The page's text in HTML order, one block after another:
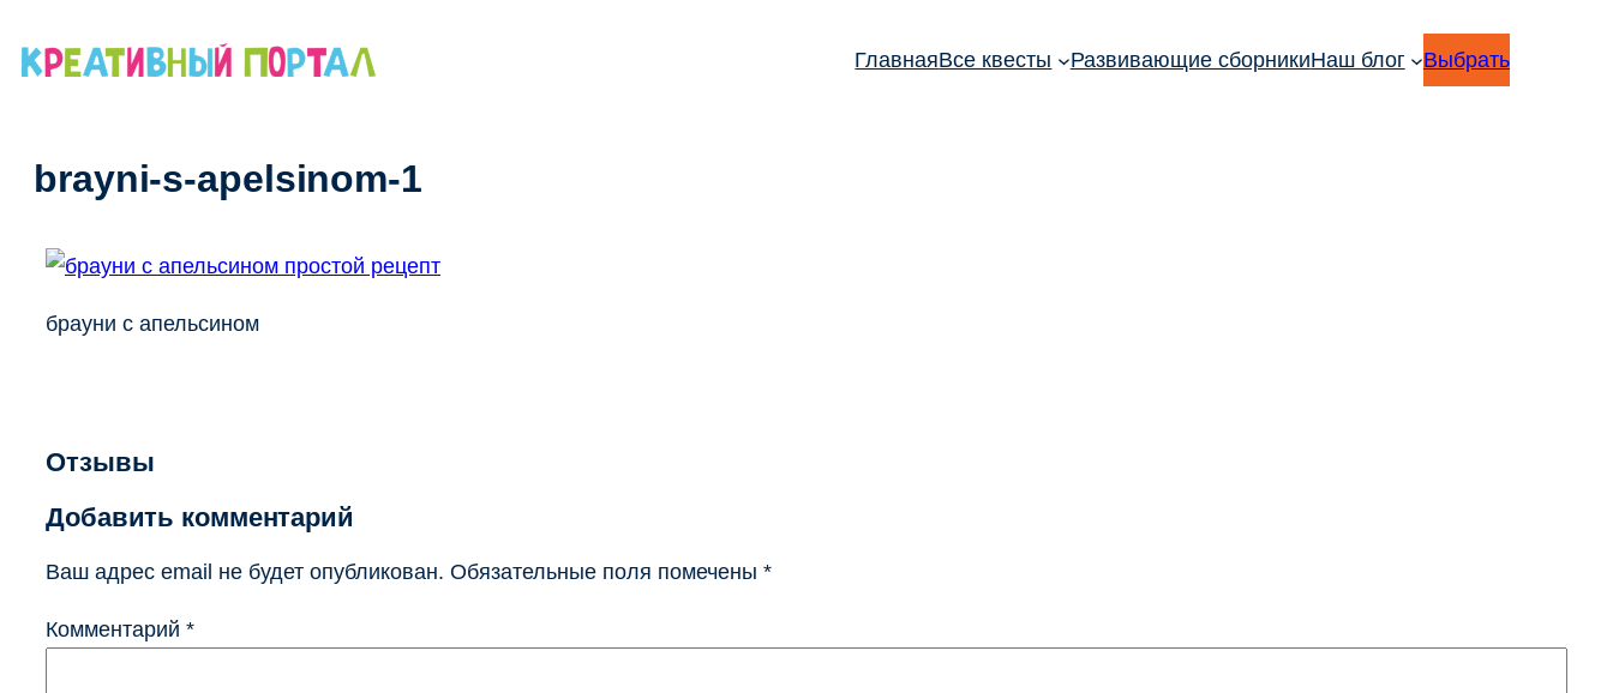
ГлавнаяВсе квесты Развивающие сборникиНаш блог Выбрать
brayni-s-apelsinom-1
брауни с апельсином
Отзывы
Добавить комментарий
Ваш адрес email не будет опубликован. Обязательные поля помечены *
Комментарий *